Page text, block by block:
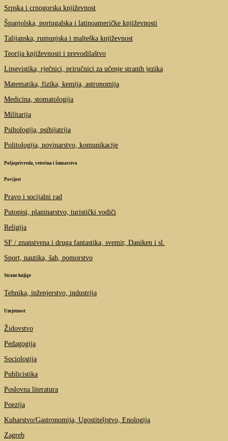
Srpska i crnogorska književnost
Španjolska, portugalska i latinoameričke književnosti
Talijanska, rumunjska i malteška književnost
Teorija književnosti i prevodilaštvo
Lingvistika, rječnici, priručnici za učenje stranih jezika
Matematika, fizika, kemija, astronomija
Medicina, stomatologija
Militarija
Psihologija, psihijatrija
Politologija, novinarstvo, komunikacije
Poljoprivreda, veterina i šumarstvo
Povijest
Pravo i socijalni rad
Putopisi, planinarstvo, turistički vodiči
Religija
SF / znanstvena i druga fantastika, svemir, Daniken i sl.
Sport, nautika, šah, pomorstvo
Strane knjige
Tehnika, inženjerstvo, industrija
Umjetnost
Židovstvo
Pedagogija
Sociologija
Publicistika
Poslovna literatura
Poezija
Kuharstvo/Gastronomija, Ugostiteljstvo, Enologija
Zagreb